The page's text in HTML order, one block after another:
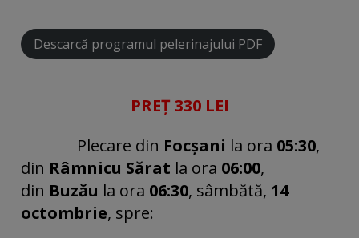
Descarcă programul pelerinajului PDF
PREȚ 330 LEI
Plecare din Focșani la ora 05:30,
din Râmnicu Sărat la ora 06:00,
din Buzău la ora 06:30, sâmbătă, 14
octombrie, spre: